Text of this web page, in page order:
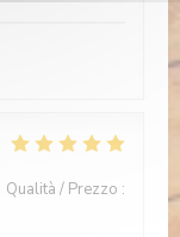
Qualità / Prezzo :